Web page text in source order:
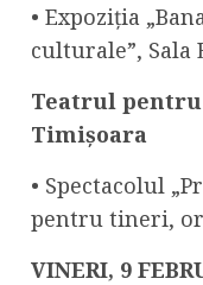
• Expoziția
culturale”, Sala
Teatrul
Timișoara
• Spectacolul
pentru tineri,
VINERI, 9